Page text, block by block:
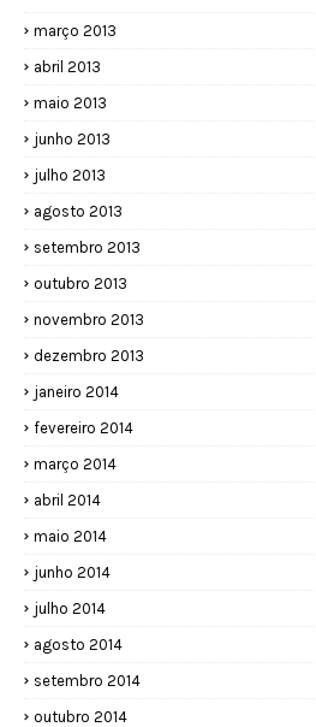
março 2013
abril 2013
maio 2013
junho 2013
julho 2013
agosto 2013
setembro 2013
outubro 2013
novembro 2013
dezembro 2013
janeiro 2014
fevereiro 2014
março 2014
abril 2014
maio 2014
junho 2014
julho 2014
agosto 2014
setembro 2014
outubro 2014